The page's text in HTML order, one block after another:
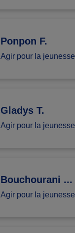
Ponpon F.
Agir pour la jeunesse
Gladys T.
Agir pour la jeunesse
Bouchourani ...
Agir pour la jeunesse